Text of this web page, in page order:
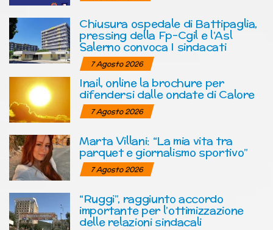
Chiusura ospedale di Battipaglia,
pressing della Fp-Cgil e l’Asl
Salerno convoca I sindacati
7 Agosto 2026
Inail, online la brochure per
difendersi dalle ondate di Calore
7 Agosto 2026
Marta Villani: “La mia vita tra
parquet e giornalismo sportivo”
7 Agosto 2026
“Ruggi”, raggiunto accordo
importante per l’ottimizzazione
delle relazioni sindacali